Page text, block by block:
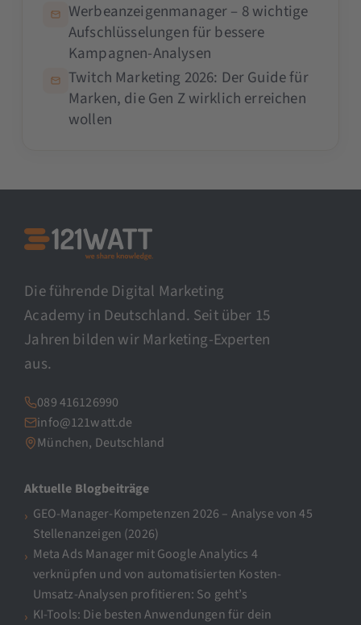
Werbeanzeigenmanager – 8 wichtige
Aufschlüsselungen für bessere
Kampagnen-Analysen
Twitch Marketing 2026: Der Guide für
Marken, die Gen Z wirklich erreichen
wollen
Die führende Digital Marketing
Academy in Deutschland. Seit über 15
Jahren bilden wir Marketing-Experten
aus.
089 416126990
info@121watt.de
München, Deutschland
Aktuelle Blogbeiträge
GEO-Manager-Kompetenzen 2026 – Analyse von 45
Stellenanzeigen (2026)
Meta Ads Manager mit Google Analytics 4
verknüpfen und von automatisierten Kosten-
Umsatz-Analysen profitieren: So geht’s
KI-Tools: Die besten Anwendungen für dein